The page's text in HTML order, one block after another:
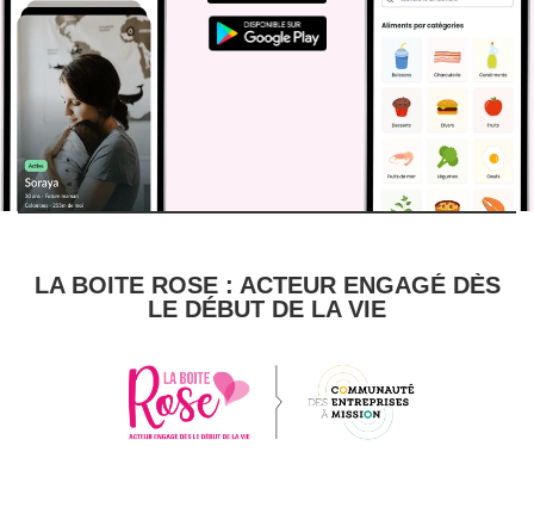
LA BOITE ROSE : ACTEUR ENGAGÉ DÈS
LE DÉBUT DE LA VIE